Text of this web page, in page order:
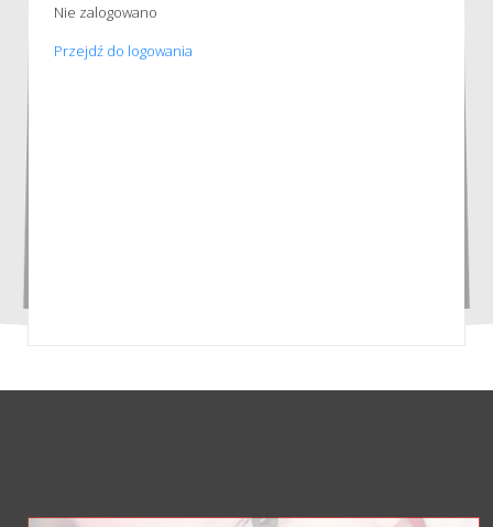
Nie zalogowano
Przejdź do logowania